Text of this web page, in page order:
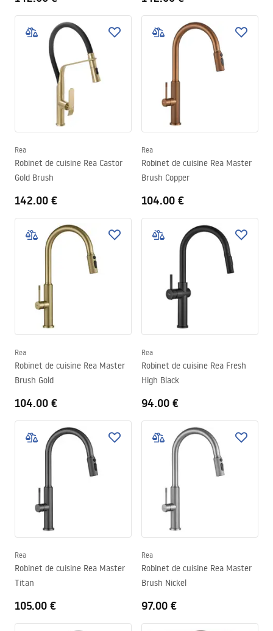
Rea
Robinet de cuisine Rea Castor
Gold Brush
142.00 €
Rea
Robinet de cuisine Rea Master
Brush Copper
104.00 €
Rea
Robinet de cuisine Rea Master
Brush Gold
104.00 €
Rea
Robinet de cuisine Rea Fresh
High Black
94.00 €
Rea
Robinet de cuisine Rea Master
Titan
105.00 €
Rea
Robinet de cuisine Rea Master
Brush Nickel
97.00 €